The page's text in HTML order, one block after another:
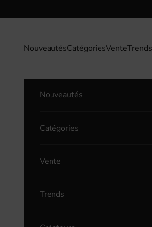
NouveautésCatégoriesVenteTrends
Nouveautés
Catégories
Vente
Trends